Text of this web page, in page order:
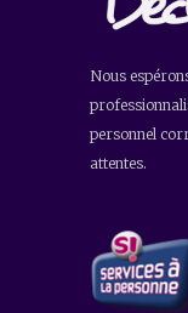
Nous
personnel
attentes.